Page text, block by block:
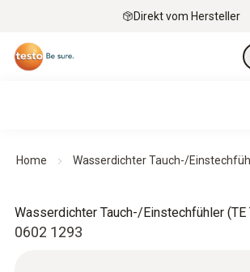
Direkt vom Hersteller
Home Wasserdichter Tauch-/
0602 1293
Wasserdichter Tauch-/Einstechfühler (TE